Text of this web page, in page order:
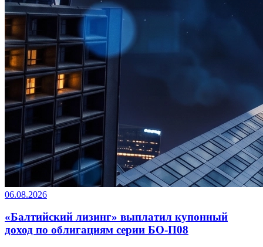
06.08.2026
«Балтийский лизинг» выплатил купонный
доход по облигациям серии БО-П08